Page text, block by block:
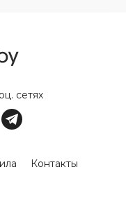
сетях
Контакты